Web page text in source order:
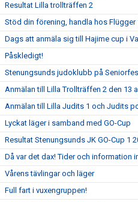
Resultat Lilla trollträffen 2
Stöd din förening, handla hos Flügger
Dags att anmäla sig till Hajime cup i
Påskledigt!
Stenungsunds judoklubb på
Anmälan till Lilla Trollträffen 2 den 13
Anmälan till Lilla Judits 1 och Judits
Lyckat läger i samband med GO-Cup
Resultat Stenungsunds JK GO-Cup 1
Då var det dax! Tider och information
Vårens tävlingar och läger
Full fart i vuxengruppen!